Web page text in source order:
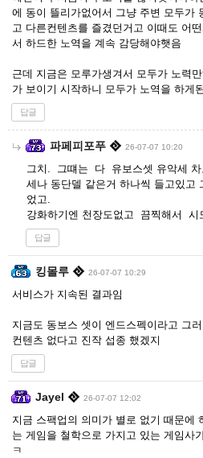
에 동이 뜰리가없어서 그냥 주변 모두가
고 다른컨텐츠를 즐겼던거고 이때도 어
서 하드한 노역을 계속 감당해야햇음
근데 지금은 모루가생겨서 모두가 노력
가 보이기 시작하니 모두가 노역을 하게
답글
파페피포푸 26-07-07 10:20
그치. 그떄는 다 유보스셋 유악세
세나 동단델 같은거 하나씩 들고있
었고.
강화하기엔 천장도없고 끔찍해서 시
답글
킹몰루 26-07-07 10:29
서비스가 지속된 결과임
지금도 동보스 셋이 엔드스펙이라고 그
컨텐츠 없다고 진작 섭종 했겠지
답글
Jayel 26-07-07 12:02
지금 스팩업의 의미가 별로 없기 때문에
는 게임을 철학으로 가지고 있는 게임사
ㅋ